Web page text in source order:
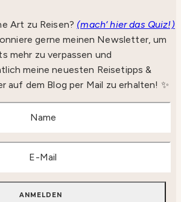
Art zu Reisen? (mach‘ hier das Quiz!)
gerne meinen Newsletter, um
mehr zu verpassen und
meine neuesten Reisetipps &
auf dem Blog per Mail zu erhalten! ✨